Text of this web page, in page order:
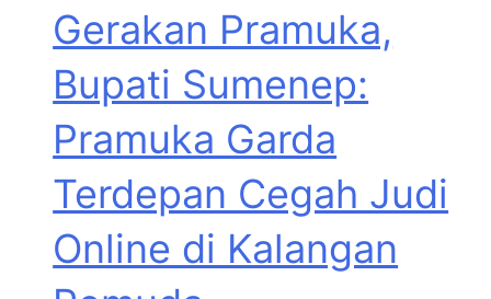
Gerakan Pramuka,
Bupati Sumenep:
Pramuka Garda
Terdepan Cegah Judi
Online di Kalangan